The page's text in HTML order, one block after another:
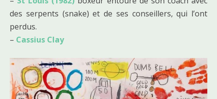
des serpents (snake) et de ses conseillers, qui l’ont
perdus.
– Cassius Clay